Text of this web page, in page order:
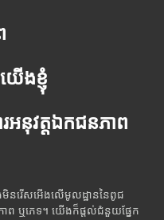
ើងខ្ញុំ
នុវត្តឯកជនភាព
មិនរើសអើងលើមូលដ្ឋាននៃពូជ
ឬភេទ។ យើងក៏ផ្តល់ជំនួយផ្នែក